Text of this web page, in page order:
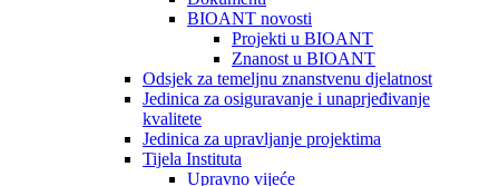
BIOANT novosti
Projekti u BIOANT
Znanost u BIOANT
Odsjek za temeljnu znanstvenu djelatnost
Jedinica za osiguravanje i unaprjeđivanje
kvalitete
Jedinica za upravljanje projektima
Tijela Instituta
Upravno vijeće